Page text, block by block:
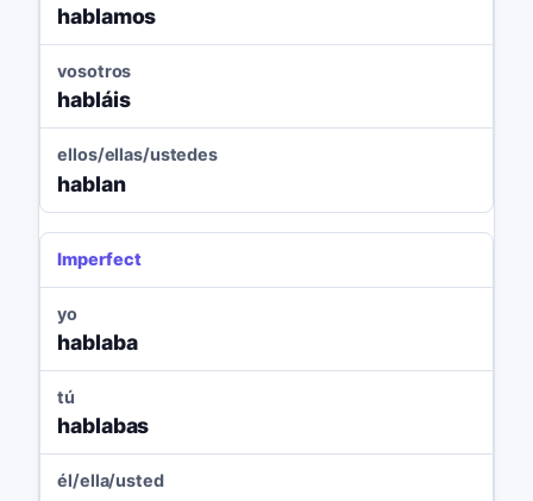
hablamos
vosotros
habláis
ellos/ellas/ustedes
hablan
Imperfect
yo
hablaba
tú
hablabas
él/ella/usted